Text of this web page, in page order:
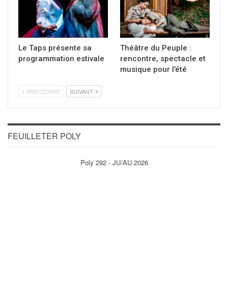
Le Taps présente sa
programmation estivale
Théâtre du Peuple :
rencontre, spectacle et
musique pour l’été
PRÉCÉDENT SUIVANT
FEUILLETER POLY
Poly 292 - JU/AU 2026